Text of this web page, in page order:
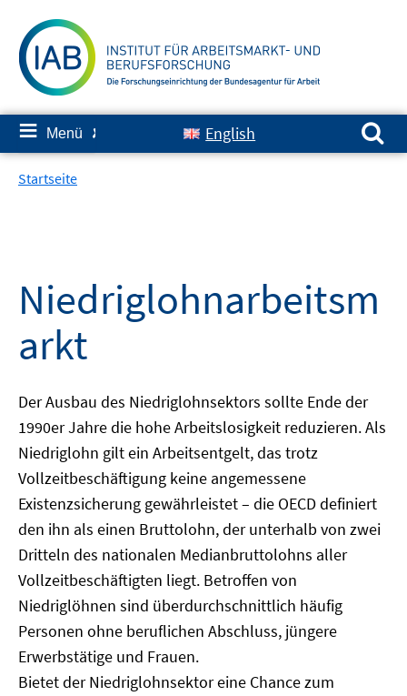
zum
Inhalt
≡ Menü ✘ English
Suchen nach:
Startseite
Niedriglohnarbeitsm
arkt
Der Ausbau des Niedriglohnsektors sollte Ende der
1990er Jahre die hohe Arbeitslosigkeit reduzieren. Als
Niedriglohn gilt ein Arbeitsentgelt, das trotz
Vollzeitbeschäftigung keine angemessene
Existenzsicherung gewährleistet – die OECD definiert
den ihn als einen Bruttolohn, der unterhalb von zwei
Dritteln des nationalen Medianbruttolohns aller
Vollzeitbeschäftigten liegt. Betroffen von
Niedriglöhnen sind überdurchschnittlich häufig
Personen ohne beruflichen Abschluss, jüngere
Erwerbstätige und Frauen.
Bietet der Niedriglohnsektor eine Chance zum